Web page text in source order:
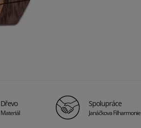
Dřevo
Materiál
Spolupráce
Janáčkova Filharmonie